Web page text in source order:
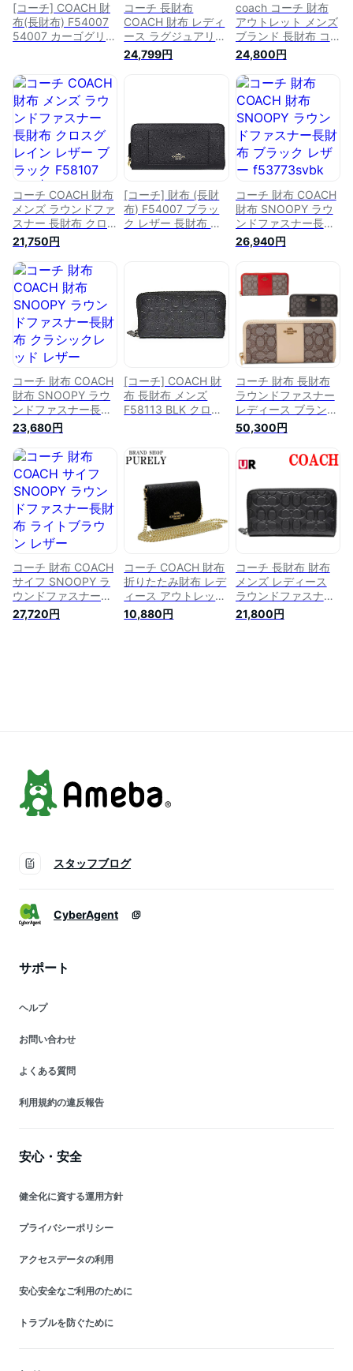
[コーチ] COACH 財
布(長財布) F54007
54007 カーゴグリー
ン ジップ アラウン
ド レディース [アウ
トレット品] [ブラン
ド] [並行輸入品]
コーチ 長財布
COACH 財布 レディ
ース ラグジュアリー
クロスグレーン レザ
ー アコーディオンジ
24,799円
coach コーチ 財布
アウトレット メンズ
ブランド 長財布 コ
ーチ財布 メンズ長財
布 アコーディオン
アラウンドジップ ク
ロスグレイン レザー
クロスグレインレザ
ー ウォレット レザ
ーウォレット ブラン
ド財布 ブランド財布
メンズ コーチ メン
ズ長財布 F58107 ネ
イビー
24,800円
コーチ COACH 財布
メンズ ラウンドファ
スナー 長財布 クロ
スグレイン レザー
ブラック F58107
BLK | コーチアウト
レット コンビニ受取
ブランド【最大
3500円クーポン 3/7
23:59迄】
21,750円
[コーチ] 財布 (長財
布) F54007 ブラッ
ク レザー 長財布 レ
コーチ 財布 COACH
財布 SNOOPY ラウ
ンドファスナー長財
布 ブラック レザー
f53773svbk アウト
26,940円
コーチ 財布 COACH
財布 SNOOPY ラウ
ンドファスナー長財
布 クラシックレッド
レザー
f53773sve8b アウ
トレット
23,680円
[コーチ] COACH 財
布 長財布 メンズ
F58113 BLK クロス
ィオン ジップアラウ
ンド ファスナー ブ
ラック〔並行輸入
品〕
コーチ 財布 長財布
ラウンドファスナー
レディース ブランド
本革 薄い アウトレ
ット Coach
50,300円
コーチ 財布 COACH
サイフ SNOOPY ラ
ウンドファスナー長
財布 ライトブラウン
レザー f53773svsd
27,720円
コーチ COACH 財布
折りたたみ財布 レデ
ィース アウトレット
レザー クロスボディ
クロスグレイン
10,880円
コーチ 長財布 財布
メンズ レディース
ラウンドファスナー
レザー アウトレット
新品 COACH CE551
21,800円
スタッフブログ
CyberAgent
サポート
ヘルプ
お問い合わせ
よくある質問
利用規約の違反報告
安心・安全
健全化に資する運用方針
プライバシーポリシー
アクセスデータの利用
安心安全なご利用のために
トラブルを防ぐために